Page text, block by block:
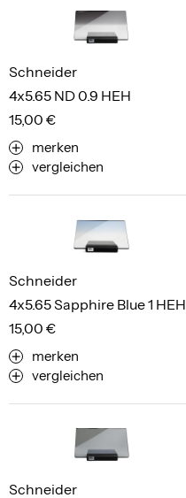
4x5.65 ND 0.9 HEH
Schneider
15,00 €
merken
vergleichen
4x5.65 Sapphire Blue 1 HEH
Schneider
15,00 €
merken
vergleichen
Schneider